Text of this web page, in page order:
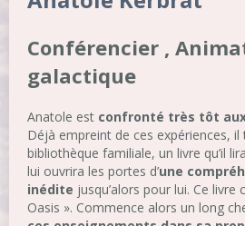
Conférencier ,
galactique
Anatole est confronté très tôt
Déjà empreint de ces expériences,
bibliothèque familiale, un livre qu’il
lui ouvrira les portes d’une
inédite jusqu’alors pour lui. Ce livre
Oasis ». Commence alors un long